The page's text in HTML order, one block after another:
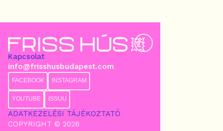
Kapcsolat
info@frisshusbudapest.com
FACEBOOK INSTAGRAM
YOUTUBE ISSUU
ADATKEZELÉSI TÁJÉKOZTATÓ
COPYRIGHT © 2026